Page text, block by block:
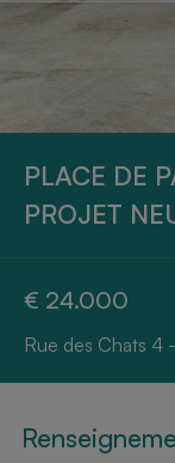
PLACE DE
PROJET
€ 24.000
Rue des Chats